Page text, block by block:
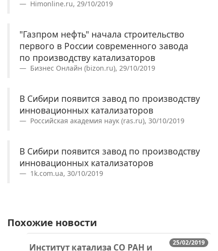
Himonline.ru, 29/10/2019
"Газпром нефть" начала строительство
первого в России современного завода
по производству катализаторов
Бизнес Онлайн (bizon.ru), 29/10/2019
В Сибири появится завод по производству
инновационных катализаторов
Российская академия наук (ras.ru), 30/10/2019
В Сибири появится завод по производству
инновационных катализаторов
1k.com.ua, 30/10/2019
Похожие новости
25/02/2019
Институт катализа СО РАН и